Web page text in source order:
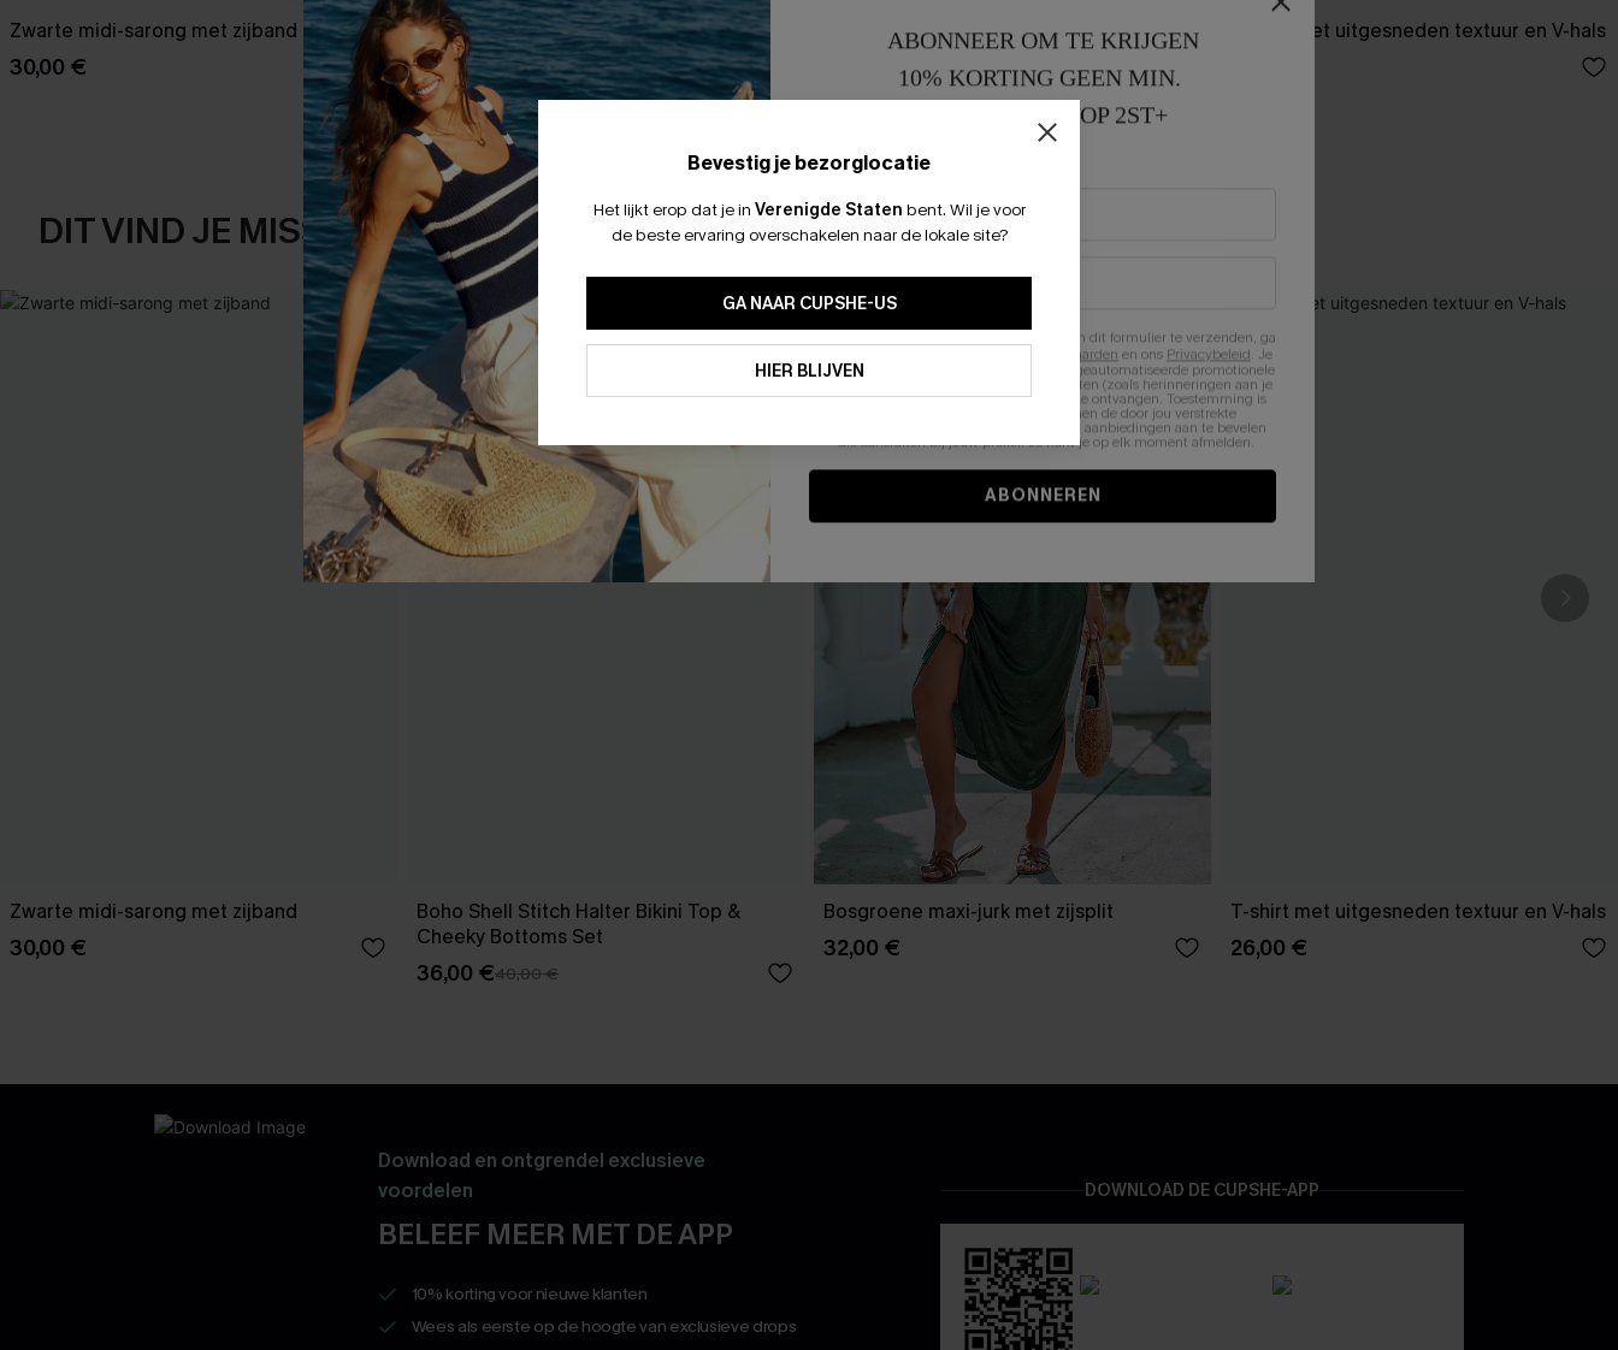
Zwarte midi-sarong met zijband
30,00 €
Boho Shell Stitch Halter Bikini Top &
Cheeky Bottoms Set
36,00 €40,00 €
Bosgroene maxi-jurk met zijsplit T-shirt met uitgesneden textuur en V-hals
DIT VIND JE MISSCHIEN OOK LEUK
Zwarte midi-sarong met zijband
30,00 €
Boho Shell Stitch Halter Bikini Top &
Cheeky Bottoms Set
36,00 €40,00 €
Bosgroene maxi-jurk met zijsplit
32,00 €
T-shirt met uitgesneden textuur en V-hals
26,00 €
Download en ontgrendel exclusieve
voordelen
BELEEF MEER MET DE APP
10% korting voor nieuwe klanten
Wees als eerste op de hoogte van exclusieve drops
DOWNLOAD DE CUPSHE-APP
Bevestig je bezorglocatie
Het lijkt erop dat je in Verenigde Staten bent. Wil je voor
de beste ervaring overschakelen naar de lokale site?
GA NAAR CUPSHE-US
HIER BLIJVEN
ABONNEER OM TE KRIJGEN
10% KORTING GEEN MIN.
15% KORTING OP 2ST+
Door je contactgegevens in te vullen en dit formulier te verzenden, ga
Algemene Voorwaarden en ons Privacybeleid. Je
stemt er tevens mee in om herhaalde geautomatiseerde promotionele
en gepersonaliseerde marketingberichten (zoals herinneringen aan je
winkelwagen) en e-mails van Cupshe te ontvangen. Toestemming is
niet vereist voor een aankoop. We kunnen de door jou verstrekte
informatie gebruiken om producten en aanbiedingen aan te bevelen
die aansluiten bij jouw profiel. Je kunt je op elk moment afmelden.
ABONNEREN